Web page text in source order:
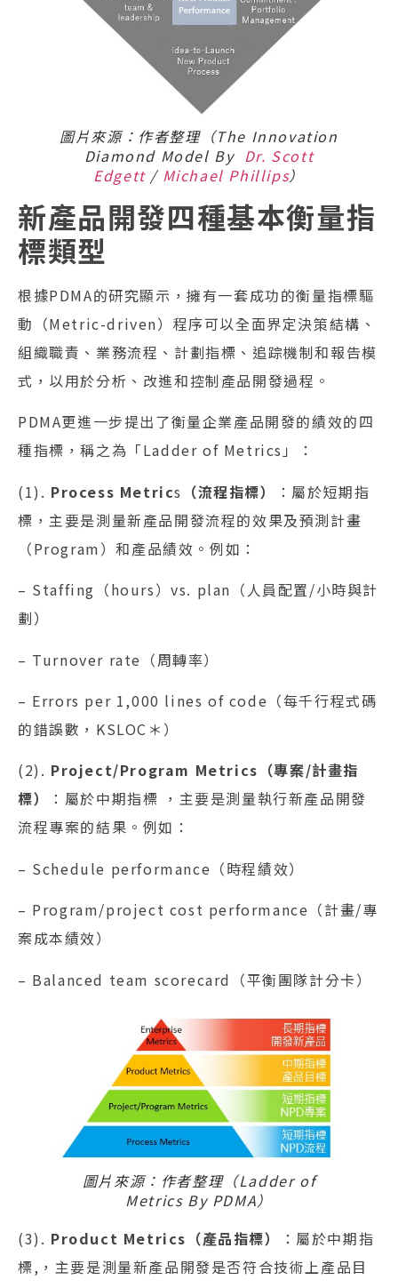
圖片來源：作者整理（The Innovation
Diamond Model By Dr. Scott
Edgett/ Michael Phillips）
新產品開發四種基本衡量指
標類型
根據PDMA的研究顯示，擁有一套成功的衡量指標驅
動（Metric-driven）程序可以全面界定決策結構、
組織職責、業務流程、計劃指標、追踪機制和報告模
式，以用於分析、改進和控制產品開發過程。
PDMA更進一步提出了衡量企業產品開發的績效的四
種指標，稱之為「Ladder of Metrics」：
(1). Process Metrics （流程指標）
：屬於短期指
標，主要是測量新產品開發流程的效果及預測計畫
（Program）和產品績效。例如：
– Staffing（hours）vs. plan（人員配置/小時與計
劃）
– Turnover rate（周轉率）
– Errors per 1,000 lines of code（每千行程式碼
的錯誤數，KSLOC＊）
(2). Project/Program Metrics（專案/計畫指
標）
：屬於中期指標 ，主要是測量執行新產品開發
流程專案的結果。例如：
– Schedule performance（時程績效）
– Program/project cost performance（計畫/專
案成本績效）
– Balanced team scorecard（平衡團隊計分卡）
圖片來源：作者整理（Ladder of
Metrics By PDMA）
(3). Product Metrics（產品指標）
：屬於中期指
標,，主要是測量新產品開發是否符合技術上產品目